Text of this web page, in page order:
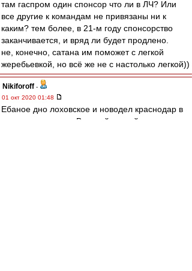
там гаспром один спонсор что ли в ЛЧ? Или
все другие к командам не привязаны ни к
каким? тем более, в 21-м году спонсорство
заканчивается, и вряд ли будет продлено.
не, конечно, сатана им поможет с легкой
жеребьевкой, но всё же не с настолько легкой))
Nikiforoff -
01 окт 2020 01:48
Ебаное дно лоховское и новодел краснодар в
лиге чемпионов, а Великий, сытый и